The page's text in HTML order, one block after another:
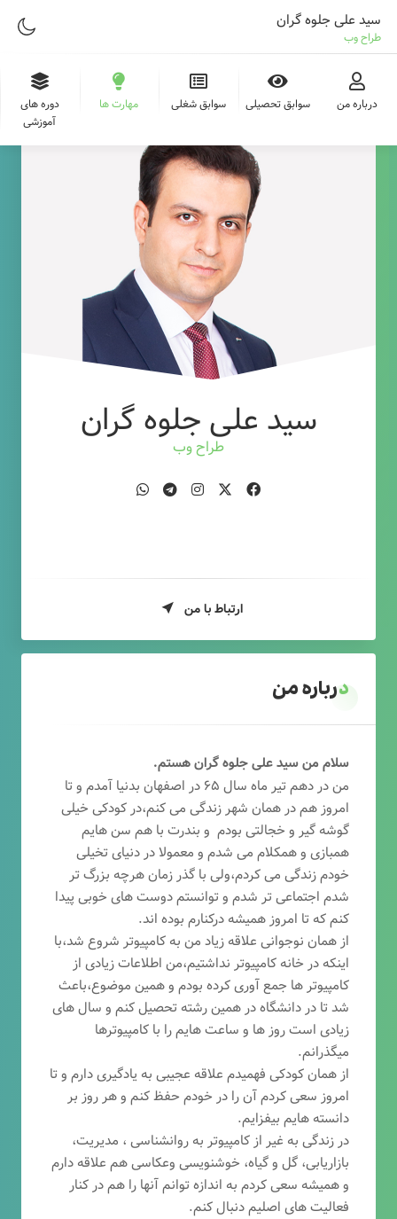
سید علی جلوه گران
طراح وب
درباره من سوابق تحصیلی سوابق شغلی مهارت ها
دوره های
آموزشی
سید علی جلوه گران
طراح وب
ارتباط با من
درباره من
سلام من سید علی جلوه گران هستم.
من در دهم تیر ماه سال ۶۵ در اصفهان بدنیا آمدم و تا
امروز هم در همان شهر زندگی می کنم،در کودکی خیلی
گوشه گیر و خجالتی بودم و بندرت با هم سن هایم
همبازی و همکلام می شدم و معمولا در دنیای تخیلی
خودم زندگی می کردم،ولی با گذر زمان هرچه بزرگ تر
شدم اجتماعی تر شدم و توانستم دوست های خوبی پیدا
کنم که تا امروز همیشه درکنارم بوده اند.
از همان نوجوانی علاقه زیاد من به کامپیوتر شروع شد،با
اینکه در خانه کامپیوتر نداشتیم،من اطلاعات زیادی از
کامپیوتر ها جمع آوری کرده بودم و همین موضوع،باعث
شد تا در دانشگاه در همین رشته تحصیل کنم و سال های
زیادی است روز ها و ساعت هایم را با کامپیوترها
میگذرانم.
از همان کودکی فهمیدم علاقه عجیبی به یادگیری دارم و تا
امروز سعی کردم آن را در خودم حفظ کنم و هر روز بر
دانسته هایم بیفزایم.
در زندگی به غیر از کامپیوتر به روانشناسی ، مدیریت،
بازاریابی، گل و گیاه، خوشنویسی وعکاسی هم علاقه دارم
و همیشه سعی کردم به اندازه توانم آنها را هم در کنار
فعالیت های اصلیم دنبال کنم.